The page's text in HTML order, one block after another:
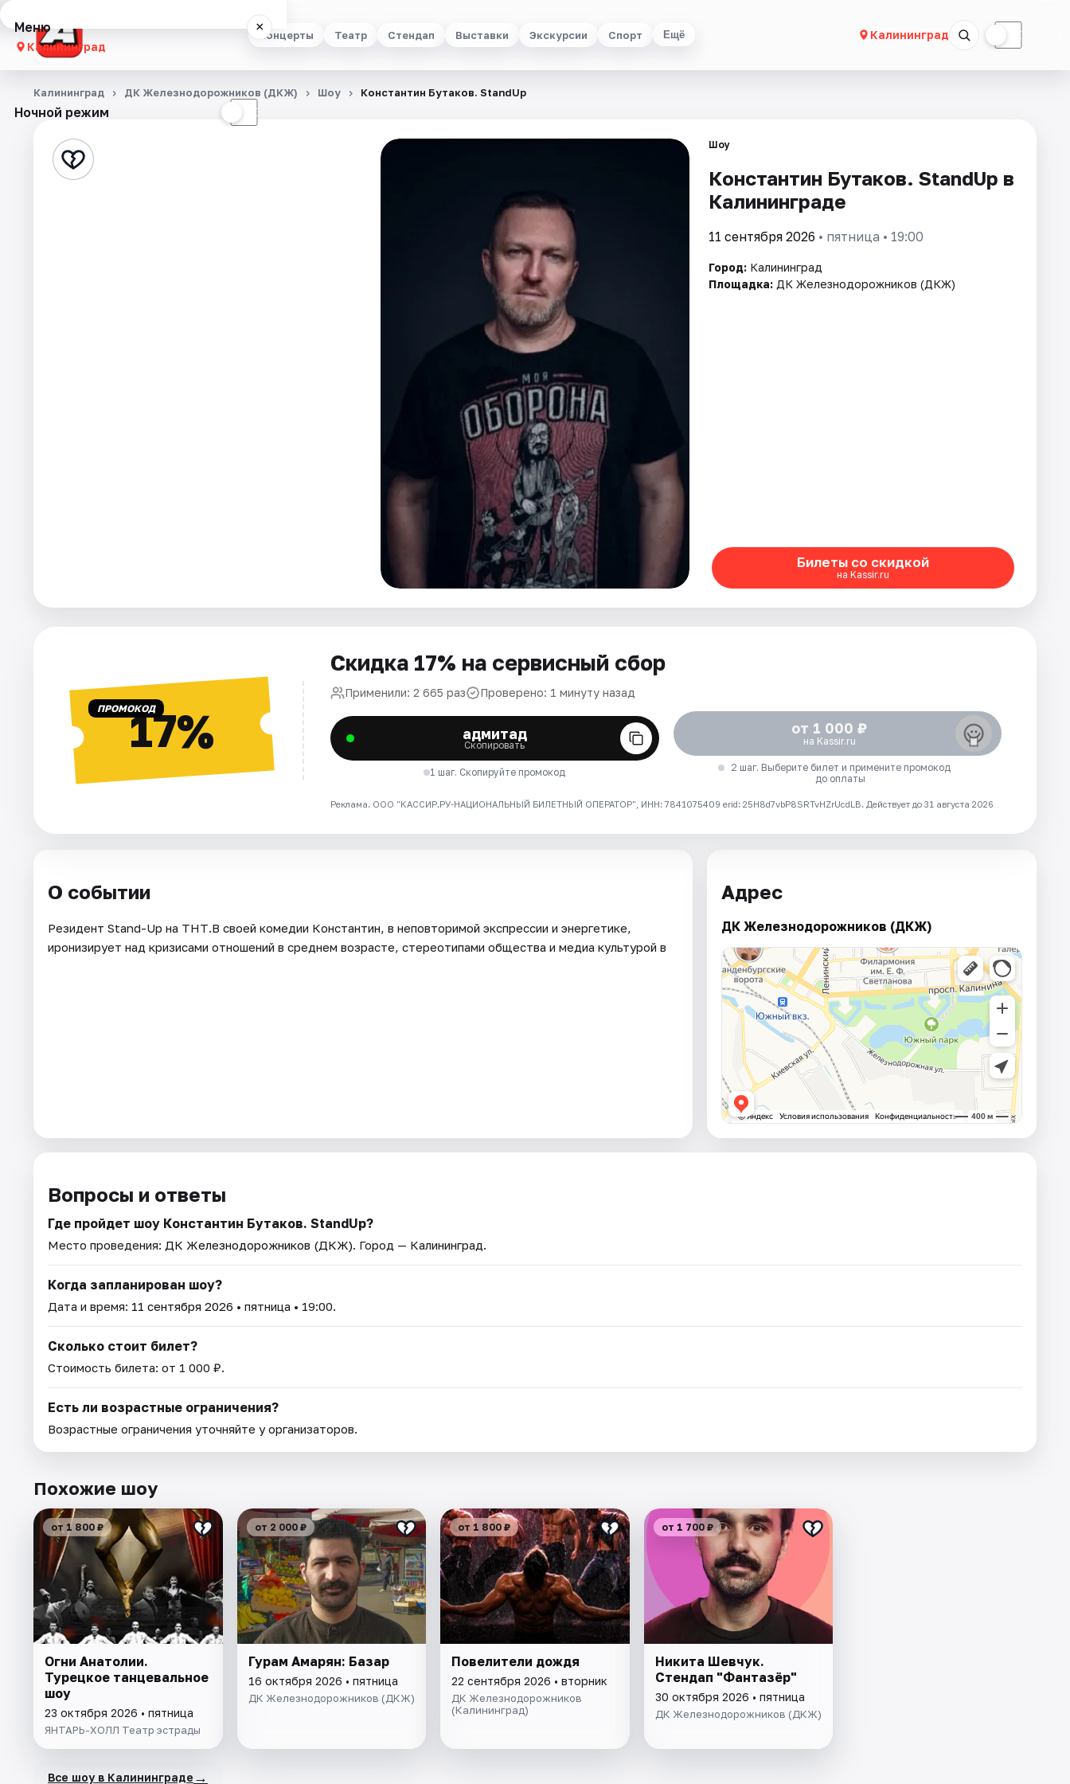
Концерты Театр Стендап Выставки Экскурсии Спорт Ещё Калининград ☾
Меню ×
Калининград
Концерты
Стендап
Ночной режим ☾
Калининград ДК Железнодорожников (ДКЖ) Шоу Константин Бутаков. StandUp
Шоу
Константин Бутаков. StandUp в
Калининграде
11 сентября 2026 • пятница • 19:00
Город: Калининград
Площадка: ДК Железнодорожников (ДКЖ)
Билеты со скидкой
на Kassir.ru
ПРОМОКОД17%
Скидка 17% на сервисный сбор
Применили: 2 665 раз Проверено: 1 минуту назад
адмитад
Скопировать
1 шаг. Скопируйте промокод
от 1 000 ₽
на Kassir.ru
2 шаг. Выберите билет и примените промокод
до оплаты
Реклама. ООО "КАССИР.РУ-НАЦИОНАЛЬНЫЙ БИЛЕТНЫЙ ОПЕРАТОР", ИНН: 7841075409 erid: 25H8d7vbP8SRTvHZrUcdLB. Действует до 31 августа 2026
О событии
Резидент Stand-Up на ТНТ.В своей комедии Константин, в неповторимой экспрессии и энергетике,
иронизирует над кризисами отношений в среднем возрасте, стереотипами общества и медиа культурой в
Адрес
ДК Железнодорожников (ДКЖ)
Вопросы и ответы
Где пройдет шоу Константин Бутаков. StandUp?
Место проведения: ДК Железнодорожников (ДКЖ). Город — Калининград.
Когда запланирован шоу?
Дата и время: 11 сентября 2026 • пятница • 19:00.
Сколько стоит билет?
Стоимость билета: от 1 000 ₽.
Есть ли возрастные ограничения?
Возрастные ограничения уточняйте у организаторов.
Похожие шоу
от 1 800 ₽
Огни Анатолии.
Турецкое танцевальное
шоу
23 октября 2026 • пятница
ЯНТАРЬ-ХОЛЛ Театр эстрады
от 2 000 ₽
Гурам Амарян: Базар
16 октября 2026 • пятница
ДК Железнодорожников (ДКЖ)
от 1 800 ₽
Повелители дождя
22 сентября 2026 • вторник
ДК Железнодорожников
(Калининград)
от 1 700 ₽
Никита Шевчук.
Стендап "Фантазёр"
30 октября 2026 • пятница
ДК Железнодорожников (ДКЖ)
Все шоу в Калининграде →